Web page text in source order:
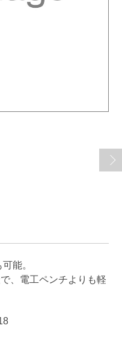
能。
、電工ペンチよりも軽